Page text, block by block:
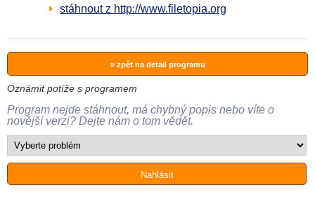
stáhnout z http://www.filetopia.org
» zpět na detail programu
Oznámit potíže s programem
Program nejde stáhnout, má chybný popis nebo víte o
novější verzi? Dejte nám o tom vědět.